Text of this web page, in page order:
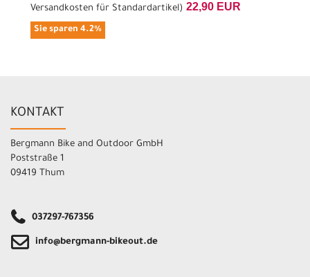
Versandkosten für Standardartikel) 22,90 EUR
Sie sparen 4.2%
KONTAKT
Bergmann Bike and Outdoor GmbH
Poststraße 1
09419 Thum
037297-767356
info@bergmann-bikeout.de